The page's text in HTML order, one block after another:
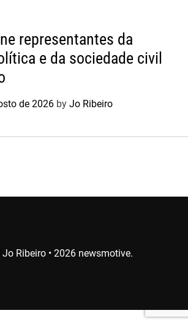
representantes da
e da sociedade civil
de 2026 by Jo Ribeiro
Ribeiro • 2026 newsmotive.